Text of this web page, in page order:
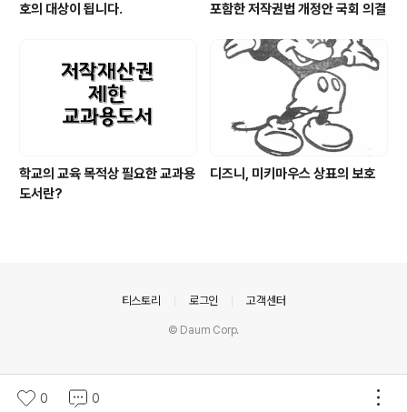
호의 대상이 됩니다.
포함한 저작권법 개정안 국회 의결
학교의 교육 목적상 필요한 교과용
도서란?
디즈니, 미키마우스 상표의 보호
0 0
티스토리 로그인 고객센터
© Daum Corp.